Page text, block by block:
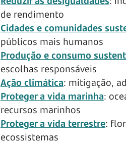
de rendimento
Cidades e comunidades
públicos mais humanos
Produção e consumo
escolhas responsáveis
Ação climática: mitigação,
Proteger a vida marinha:
recursos marinhos
Proteger a vida terrestre:
ecossistemas